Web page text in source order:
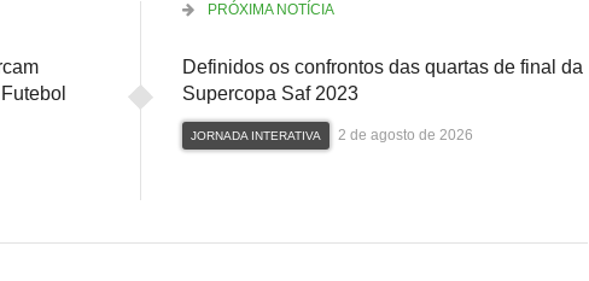
PRÓXIMA NOTÍCIA
Definidos os confrontos das quartas de final da
Supercopa Saf 2023
JORNADA INTERATIVA 2 de agosto de 2026